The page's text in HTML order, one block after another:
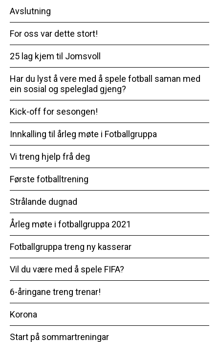
Avslutning
For oss var dette stort!
25 lag kjem til Jomsvoll
Har du lyst å vere med å spele fotball saman med
ein sosial og speleglad gjeng?
Kick-off for sesongen!
Innkalling til årleg møte i Fotballgruppa
Vi treng hjelp frå deg
Første fotballtrening
Strålande dugnad
Årleg møte i fotballgruppa 2021
Fotballgruppa treng ny kasserar
Vil du være med å spele FIFA?
6-åringane treng trenar!
Korona
Start på sommartreningar